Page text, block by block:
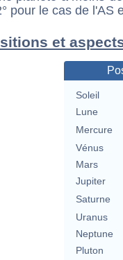
pour le cas de l'AS
et
Soleil
Lune
Mercure
Vénus
Mars
Jupiter
Saturne
Uranus
Neptune
Pluton